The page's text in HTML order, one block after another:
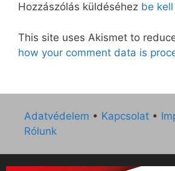
Hozzászólás küldéséhez be
This site uses Akismet to
how your comment data is
Adatvédelem • Kapcsolat •
Rólunk